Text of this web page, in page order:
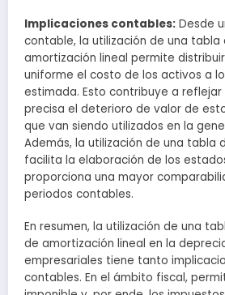
Implicaciones contables: Desde
contable, la utilización de una
amortización lineal permite
uniforme el costo de los activos a
estimada. Esto contribuye a
precisa el deterioro de valor de
que van siendo utilizados en la
Además, la utilización de una tabla
facilita la elaboración de los
proporciona una mayor
periodos contables.
En resumen, la utilización de una
de amortización lineal en la
empresariales tiene tanto
contables. En el ámbito fiscal,